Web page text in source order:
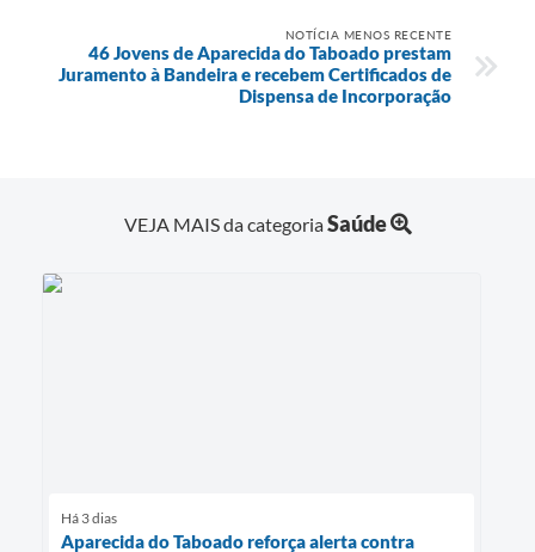
NOTÍCIA MENOS RECENTE
46 Jovens de Aparecida do Taboado prestam
Juramento à Bandeira e recebem Certificados de
Dispensa de Incorporação
VEJA MAIS da categoriaSaúde
Há 3 dias
Aparecida do Taboado reforça alerta contra